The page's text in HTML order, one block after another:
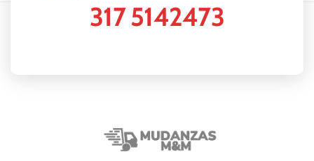
317 5142473